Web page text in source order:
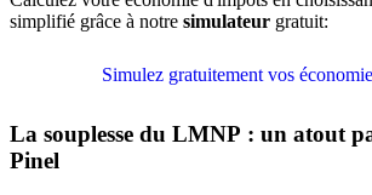
simplifié grâce à notre simulateur gratuit:
Simulez gratuitement vos
La souplesse du LMNP : un atout
Pinel